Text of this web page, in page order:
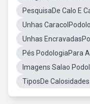
PesquisaDe Calo E
Unhas
Unhas
Pés PodologiaPara
Imagens Salao
TiposDe Calosidades